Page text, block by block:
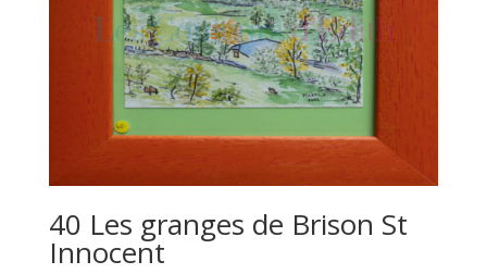
40 Les granges de Brison St
Innocent